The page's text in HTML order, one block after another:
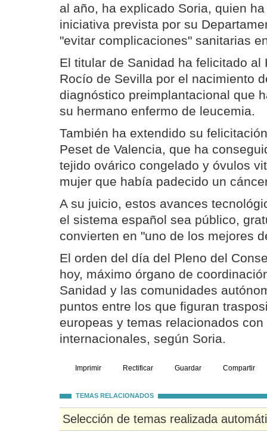
al año, ha explicado Soria, quien
iniciativa prevista por su
"evitar complicaciones" sanitarias
El titular de Sanidad ha felicitado al
Rocío de Sevilla por el nacimiento
diagnóstico preimplantacional que
su hermano enfermo de leucemia.
También ha extendido su
Peset de Valencia, que ha
tejido ovárico congelado y óvulos
mujer que había padecido un
A su juicio, estos avances
el sistema español sea público,
convierten en "uno de los mejores
El orden del día del Pleno del
hoy, máximo órgano de
Sanidad y las comunidades
puntos entre los que figuran
europeas y temas relacionados
internacionales, según Soria.
Imprimir Rectificar Guardar Compartir
TEMAS RELACIONADOS
Selección de temas realizada